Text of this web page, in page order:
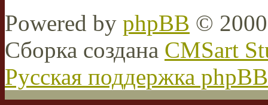
Powered by phpBB ©
Сборка создана CMSart
Русская поддержка phpBB